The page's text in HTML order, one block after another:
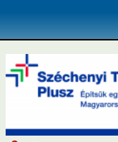
Közérdekű
Pályázatok